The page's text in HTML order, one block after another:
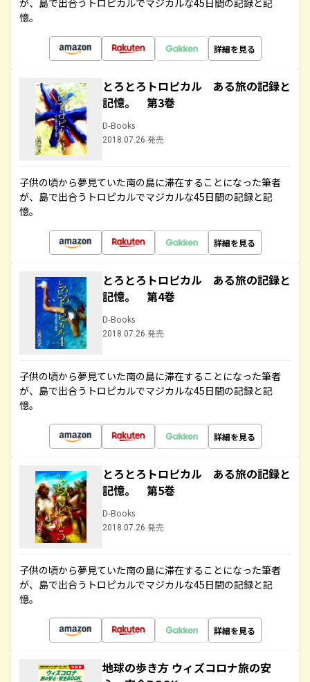
が、島で出合うトロピカルでマジカルな45日間の記録と記
憶。
詳細を見る
とろとろトロピカル ある旅の記録と
記憶。 第3巻
D-Books
2018.07.26 発売
子供の頃から夢見ていた南の島に滞在することになった筆者
が、島で出合うトロピカルでマジカルな45日間の記録と記
憶。
詳細を見る
とろとろトロピカル ある旅の記録と
記憶。 第4巻
D-Books
2018.07.26 発売
子供の頃から夢見ていた南の島に滞在することになった筆者
が、島で出合うトロピカルでマジカルな45日間の記録と記
憶。
詳細を見る
とろとろトロピカル ある旅の記録と
記憶。 第5巻
D-Books
2018.07.26 発売
子供の頃から夢見ていた南の島に滞在することになった筆者
が、島で出合うトロピカルでマジカルな45日間の記録と記
憶。
詳細を見る
地球の歩き方 ウィズコロナ旅の安